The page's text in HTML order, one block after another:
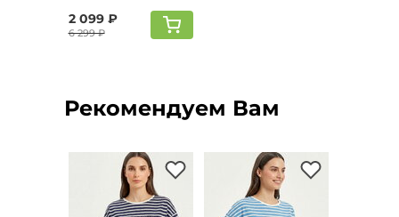
2 099 ₽
6 299 ₽
Рекомендуем Вам